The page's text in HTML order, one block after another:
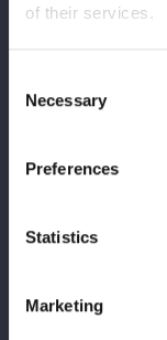
of their services.
Selection
Necessary
Preferences
Statistics
Marketing
KEHILANGAN